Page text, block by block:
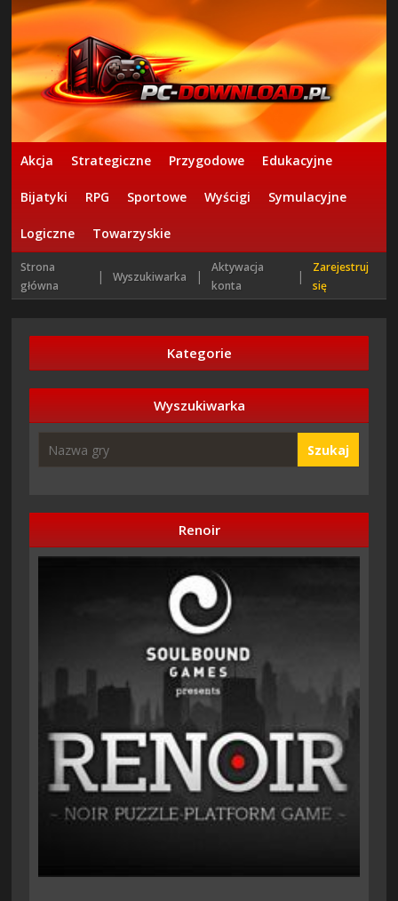
Akcja Strategiczne Przygodowe Edukacyjne
Bijatyki RPG Sportowe Wyścigi Symulacyjne
Logiczne Towarzyskie
Strona
główna
| Wyszukiwarka |
Aktywacja
konta
|
Zarejestruj
się
Kategorie
Wyszukiwarka
Szukaj
Renoir